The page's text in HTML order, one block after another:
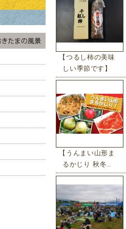
【つるし柿の美味
しい季節です】
【うんまい山形ま
るかじり 秋冬..